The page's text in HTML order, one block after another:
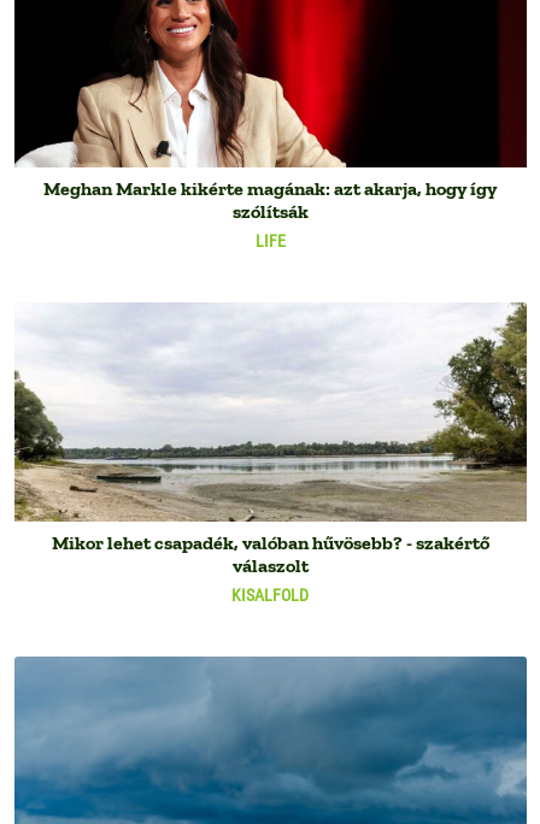
LIFE
Meghan Markle kikérte magának: azt akarja, hogy így
szólítsák
KISALFOLD
Mikor lehet csapadék, valóban hűvösebb? - szakértő
válaszolt